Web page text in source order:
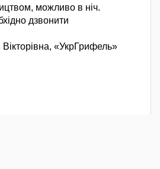
можливо в ніч.
дзвонити
«УкрГрифель»